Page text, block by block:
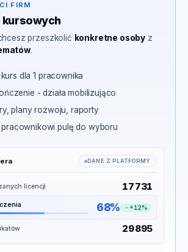
FIRM
kursowych
przeszkolić konkretne osoby z
.
dla 1 pracownika
- działa mobilizująco
plany rozwoju, raporty
pulę do wyboru
DANE Z PLATFORMY
licencji 17 731
68% +12%
29 895